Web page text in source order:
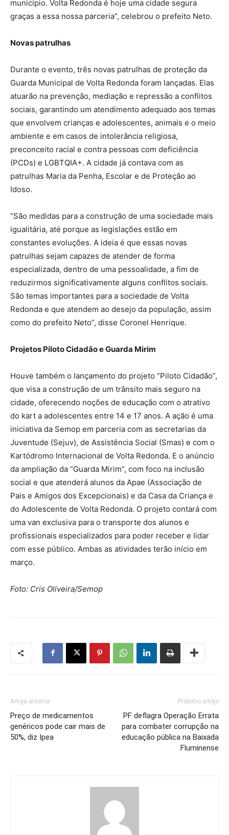
município. Volta Redonda é hoje uma cidade segura
graças a essa nossa parceria”, celebrou o prefeito Neto.
Novas patrulhas
Durante o evento, três novas patrulhas de proteção da
Guarda Municipal de Volta Redonda foram lançadas. Elas
atuarão na prevenção, mediação e repressão a conflitos
sociais, garantindo um atendimento adequado aos temas
que envolvem crianças e adolescentes, animais e o meio
ambiente e em casos de intolerância religiosa,
preconceito racial e contra pessoas com deficiência
(PCDs) e LGBTQIA+. A cidade já contava com as
patrulhas Maria da Penha, Escolar e de Proteção ao
Idoso.
“São medidas para a construção de uma sociedade mais
igualitária, até porque as legislações estão em
constantes evoluções. A ideia é que essas novas
patrulhas sejam capazes de atender de forma
especializada, dentro de uma pessoalidade, a fim de
reduzirmos significativamente alguns conflitos sociais.
São temas importantes para a sociedade de Volta
Redonda e que atendem ao desejo da população, assim
como do prefeito Neto”, disse Coronel Henrique.
Projetos Piloto Cidadão e Guarda Mirim
Houve também o lançamento do projeto “Piloto Cidadão”,
que visa a construção de um trânsito mais seguro na
cidade, oferecendo noções de educação com o atrativo
do kart a adolescentes entre 14 e 17 anos. A ação é uma
iniciativa da Semop em parceria com as secretarias da
Juventude (Sejuv), de Assistência Social (Smas) e com o
Kartódromo Internacional de Volta Redonda. E o anúncio
da ampliação da “Guarda Mirim”, com foco na inclusão
social e que atenderá alunos da Apae (Associação de
Pais e Amigos dos Excepcionais) e da Casa da Criança e
do Adolescente de Volta Redonda. O projeto contará com
uma van exclusiva para o transporte dos alunos e
profissionais especializados para poder receber e lidar
com esse público. Ambas as atividades terão início em
março.
Foto: Cris Oliveira/Semop
Artigo anterior
Preço de medicamentos
genéricos pode cair mais de
50%, diz Ipea
Próximo artigo
PF deflagra Operação Errata
para combater corrupção na
educação pública na Baixada
Fluminense